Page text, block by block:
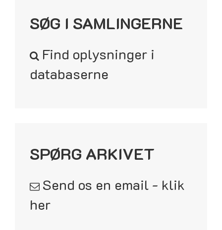
SØG I SAMLINGERNE
Find oplysninger i
databaserne
SPØRG ARKIVET
Send os en email - klik
her